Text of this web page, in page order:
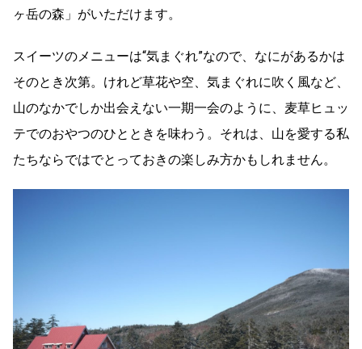
ヶ岳の森」がいただけます。
スイーツのメニューは“気まぐれ”なので、なにがあるかは
そのとき次第。けれど草花や空、気まぐれに吹く風など、
山のなかでしか出会えない一期一会のように、麦草ヒュッ
テでのおやつのひとときを味わう。それは、山を愛する私
たちならではでとっておきの楽しみ方かもしれません。